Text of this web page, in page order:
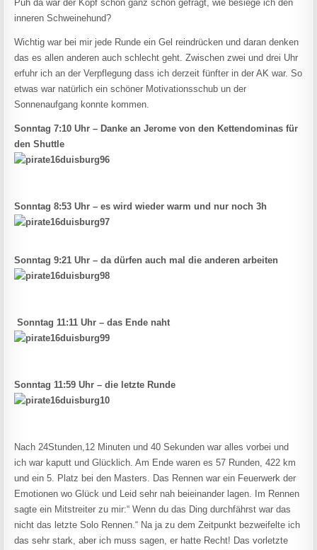
Puh da war der Kopf schon ganz schön gefragt, wie besiege ich den
inneren Schweinehund?
Wichtig war bei mir jede Runde ein Gel reindrücken und daran denken
das es allen anderen auch schlecht geht. Zwischen zwei und drei Uhr
erfuhr ich an der Verpflegung dass ich derzeit fünfter in der AK war. So
etwas war natürlich ein schöner Motivationsschub un der
Sonnenaufgang konnte kommen.
Sonntag 7:10 Uhr – Danke an Jerome von den Kettendominas für
den Shuttle
Sonntag 8:53 Uhr – es wird wieder warm und nur noch 3h
Sonntag 9:21 Uhr – da dürfen auch mal die anderen arbeiten
Sonntag 11:11 Uhr – das Ende naht
Sonntag 11:59 Uhr – die letzte Runde
Nach 24Stunden,12 Minuten und 40 Sekunden war alles vorbei und
ich war kaputt und Glücklich. Am Ende waren es 57 Runden, 422 km
und ein 5. Platz bei den Masters. Das Rennen war ein Feuerwerk der
Emotionen wo Glück und Leid sehr nah beieinander lagen. Im Rennen
sagte ein Mitstreiter zu mir:“ Wenn du das Ding durchfährst war das
nicht das letzte Solo Rennen.“ Na ja zu dem Zeitpunkt bezweifelte ich
das sehr stark, aber ich muss sagen, er hatte Recht! Das vorletzte